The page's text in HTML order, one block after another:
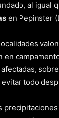
al igual
en Pepinster
en
todo